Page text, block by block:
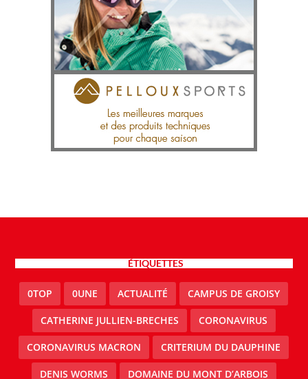
ÉTIQUETTES
0TOP 0UNE ACTUALITÉ CAMPUS DE GROISY
CATHERINE JULLIEN-BRECHES CORONAVIRUS
CORONAVIRUS MACRON CRITERIUM DU DAUPHINE
DENIS WORMS DOMAINE DU MONT D’ARBOIS